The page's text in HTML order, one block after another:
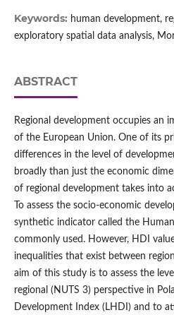
Keywords: human development,
exploratory spatial data analysis,
ABSTRACT
Regional development occupies an
of the European Union. One of its
differences in the level of
broadly than just the economic
of regional development takes into
To assess the socio‑economic
synthetic indicator called the
commonly used. However, HDI
inequalities that exist between
aim of this study is to assess the
regional (NUTS 3) perspective in
Development Index (LHDI) and to